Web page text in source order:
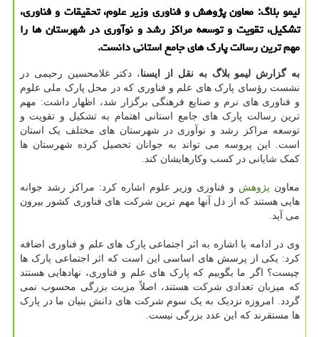
لیمو بلاگ: معاون پژوهش و فناوری وزیر علوم، تحقیقات و فناوری،
تشکیل، تقویت و توسعه مراکز رشد و نوآوری در شهرستان ها را
مهم ترین رسالت پارک های جامع استانی دانست.
به گزارش لیمو بلاگ به نقل از ایسنا، دکتر غلامحسین رحیمی در
نشست رؤسای پارک های علم و فناوری که در محل پارک ملی علوم
و فناوری های نرم و صنایع فرهنگی برگزار شد، اظهار داشت: مهم
ترین رسالت پارک های جامع استانی اهتمام به تشکیل و تقویت و
توسعه مراکز رشد و نوآوری در شهرستان های مختلف یک استان
است. این پروسه می تواند به جوانان تحصیل کرده شهرستان ها
کمک شایانی در کسب وکارهایشان کند.
معاون پژوهش و فناوری وزیر علوم اشاره کرد: مراکز رشد جوانه
هایی هستند که از دل آنها مهم ترین شرکت های فناوری کشور بیرون
می آید.
وی در ادامه با اشاره به اثر اجتماعی پارک های علم و فناوری اضافه
کرد: یکی از پرسش های اساسی این است که اثر اجتماعی پارک ها
چیست؟ اگر ما بگوییم که پارک های علم و فناوری، نهادهایی هستند
که میزبان تعدادی شرکت هستند، اصلاً مزیت بزرگی محسوب نمی
گردد. امروزه نزدیک به یک سوم شرکت های دانش بنیان ما در پارک
ها مستقرند که این عدد بزرگی نیست.